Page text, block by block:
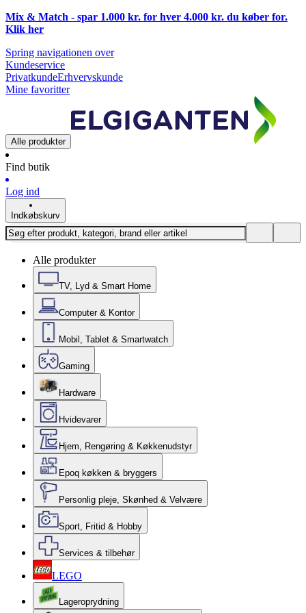
Mix & Match - spar 1.000 kr. for hver 4.000 kr. du køber for.
Klik her
Spring navigationen over
Kundeservice
PrivatkundeErhvervskunde
Mine favoritter
Alle produkter
Find butik
Log ind
Indkøbskurv
Alle produkter
TV, Lyd & Smart Home
Computer & Kontor
Mobil, Tablet & Smartwatch
Gaming
Hardware
Hvidevarer
Hjem, Rengøring & Køkkenudstyr
Epoq køkken & bryggers
Personlig pleje, Skønhed & Velvære
Sport, Fritid & Hobby
Services & tilbehør
LEGO
Lageroprydning